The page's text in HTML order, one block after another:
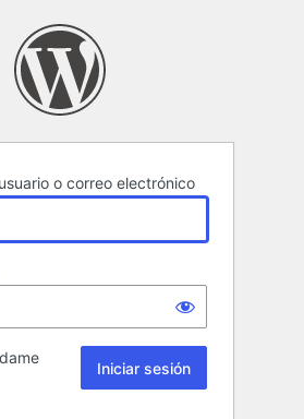
o correo electrónico